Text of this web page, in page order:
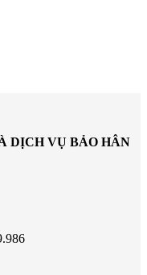
DỊCH VỤ BẢO HÂN